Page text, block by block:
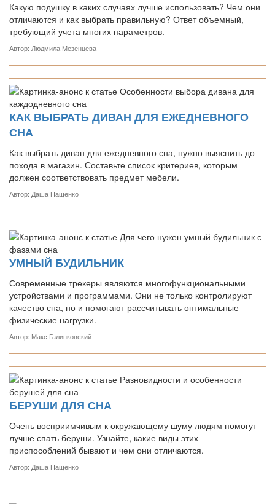
Какую подушку в каких случаях лучше использовать? Чем они
отличаются и как выбрать правильную? Ответ объемный,
требующий учета многих параметров.
Автор: Людмила Мезенцева
КАК ВЫБРАТЬ ДИВАН ДЛЯ ЕЖЕДНЕВНОГО
СНА
Как выбрать диван для ежедневного сна, нужно выяснить до
похода в магазин. Составьте список критериев, которым
должен соответствовать предмет мебели.
Автор: Даша Пащенко
УМНЫЙ БУДИЛЬНИК
Современные трекеры являются многофункциональными
устройствами и программами. Они не только контролируют
качество сна, но и помогают рассчитывать оптимальные
физические нагрузки.
Автор: Макс Галинковский
БЕРУШИ ДЛЯ СНА
Очень восприимчивым к окружающему шуму людям помогут
лучше спать беруши. Узнайте, какие виды этих
приспособлений бывают и чем они отличаются.
Автор: Даша Пащенко